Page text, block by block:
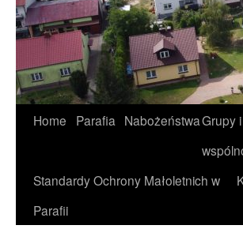
Home Parafia NabożeństwaGrupy i
Standardy Ochrony Małoletnich w
Parafii